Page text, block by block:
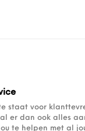
staat voor
er dan ook alles
te helpen met al